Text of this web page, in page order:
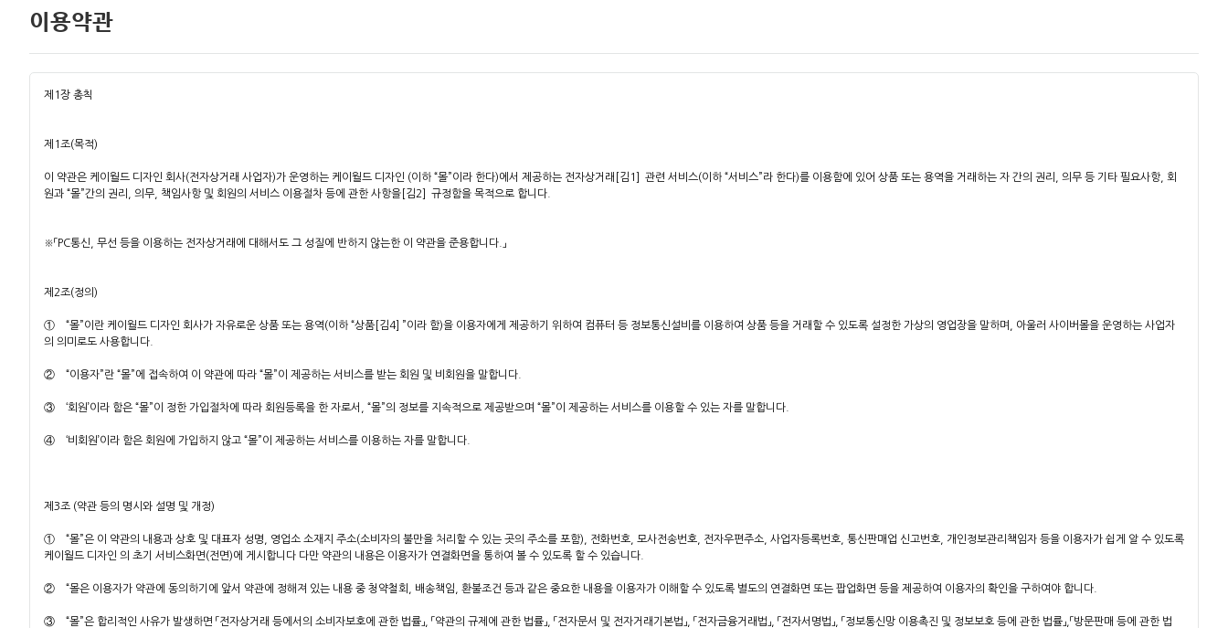
이용약관
제1장 총칙
제1조(목적)
이 약관은 케이월드 디자인 회사(전자상거래 사업자)가 운영하는 케이월드 디자인 (이하 “몰”이라 한다)에서 제공하는 전자상거래[김1] 관련 서비스(이하 “서비스”라 한다)를 이용함에 있어 상품 또는 용역을 거래하는 자 간의 권리, 의무 등 기타 필요사항, 회
원과 “몰”간의 권리, 의무, 책임사항 및 회원의 서비스 이용절차 등에 관한 사항을[김2] 규정함을 목적으로 합니다.
※「PC통신, 무선 등을 이용하는 전자상거래에 대해서도 그 성질에 반하지 않는한 이 약관을 준용합니다.」
제2조(정의)
① “몰”이란 케이월드 디자인 회사가 자유로운 상품 또는 용역(이하 “상품[김4] ”이라 함)을 이용자에게 제공하기 위하여 컴퓨터 등 정보통신설비를 이용하여 상품 등을 거래할 수 있도록 설정한 가상의 영업장을 말하며, 아울러 사이버몰을 운영하는 사업자
의 의미로도 사용합니다.
② “이용자”란 “몰”에 접속하여 이 약관에 따라 “몰”이 제공하는 서비스를 받는 회원 및 비회원을 말합니다.
③ ‘회원’이라 함은 “몰”이 정한 가입절차에 따라 회원등록을 한 자로서, “몰”의 정보를 지속적으로 제공받으며 “몰”이 제공하는 서비스를 이용할 수 있는 자를 말합니다.
④ ‘비회원’이라 함은 회원에 가입하지 않고 “몰”이 제공하는 서비스를 이용하는 자를 말합니다.
제3조 (약관 등의 명시와 설명 및 개정)
① “몰”은 이 약관의 내용과 상호 및 대표자 성명, 영업소 소재지 주소(소비자의 불만을 처리할 수 있는 곳의 주소를 포함), 전화번호, 모사전송번호, 전자우편주소, 사업자등록번호, 통신판매업 신고번호, 개인정보관리책임자 등을 이용자가 쉽게 알 수 있도록
케이월드 디자인 의 초기 서비스화면(전면)에 게시합니다 다만 약관의 내용은 이용자가 연결화면을 통하여 볼 수 있도록 할 수 있습니다.
② “몰은 이용자가 약관에 동의하기에 앞서 약관에 정해져 있는 내용 중 청약철회, 배송책임, 환불조건 등과 같은 중요한 내용을 이용자가 이해할 수 있도록 별도의 연결화면 또는 팝업화면 등을 제공하여 이용자의 확인을 구하여야 합니다.
③ “몰”은 합리적인 사유가 발생하면 「전자상거래 등에서의 소비자보호에 관한 법률」, 「약관의 규제에 관한 법률」, 「전자문서 및 전자거래기본법」, 「전자금융거래법」, 「전자서명법」, 「정보통신망 이용촉진 및 정보보호 등에 관한 법률」,「방문판매 등에 관한 법